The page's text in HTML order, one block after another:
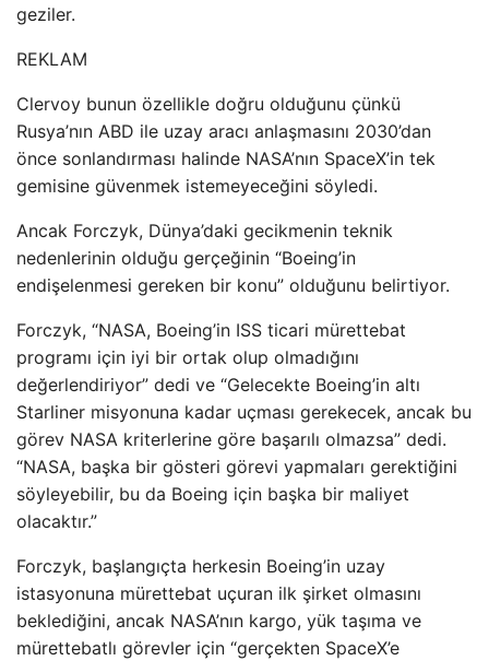
geziler.
REKLAM
Clervoy bunun özellikle doğru olduğunu çünkü
Rusya’nın ABD ile uzay aracı anlaşmasını 2030’dan
önce sonlandırması halinde NASA’nın SpaceX’in tek
gemisine güvenmek istemeyeceğini söyledi.
Ancak Forczyk, Dünya’daki gecikmenin teknik
nedenlerinin olduğu gerçeğinin “Boeing’in
endişelenmesi gereken bir konu” olduğunu belirtiyor.
Forczyk, “NASA, Boeing’in ISS ticari mürettebat
programı için iyi bir ortak olup olmadığını
değerlendiriyor” dedi ve “Gelecekte Boeing’in altı
Starliner misyonuna kadar uçması gerekecek, ancak bu
görev NASA kriterlerine göre başarılı olmazsa” dedi.
“NASA, başka bir gösteri görevi yapmaları gerektiğini
söyleyebilir, bu da Boeing için başka bir maliyet
olacaktır.”
Forczyk, başlangıçta herkesin Boeing’in uzay
istasyonuna mürettebat uçuran ilk şirket olmasını
beklediğini, ancak NASA’nın kargo, yük taşıma ve
mürettebatlı görevler için “gerçekten SpaceX’e